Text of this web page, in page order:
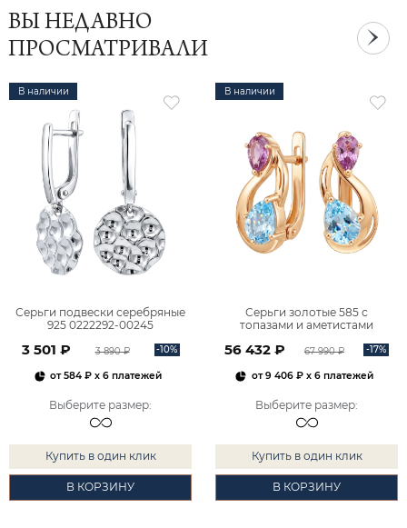
ВЫ НЕДАВНО
ПРОСМАТРИВАЛИ
В наличии
Серьги подвески серебряные
925 0222292-00245
3 501 ₽ 3 890 ₽ -10%
от584 ₽ x 6 платежей
Выберите размер:
Купить в один клик
В КОРЗИНУ
В наличии
Серьги золотые 585 с
топазами и аметистами
56 432 ₽ 67 990 ₽ -17%
от9 406 ₽x 6 платежей
Выберите размер:
Купить в один клик
В КОРЗИНУ